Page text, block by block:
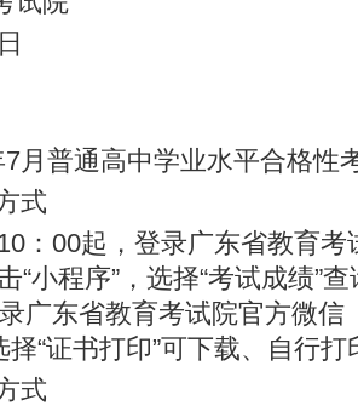
日
月普通高中学业水平合格性
式
：00起，登录广东省教育
“小程序”，选择“考试成绩”
广东省教育考试院官方微信
择“证书打印”可下载、自行
式